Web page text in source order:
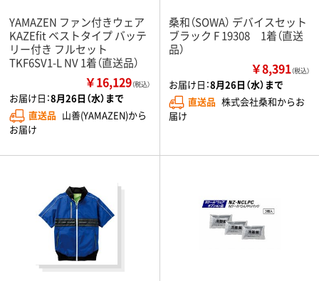
YAMAZEN ファン付きウェア
KAZEfit ベストタイプ バッテ
リー付き フルセット
TKF6SV1-L NV 1着（直送品）
￥16,129（税込）
お届け日：8月26日（水）まで
直送品 山善(YAMAZEN)から
お届け
桑和（SOWA） デバイスセット
ブラック F 19308 1着（直送
品）
￥8,391（税込）
お届け日：8月26日（水）まで
直送品 株式会社桑和からお
届け